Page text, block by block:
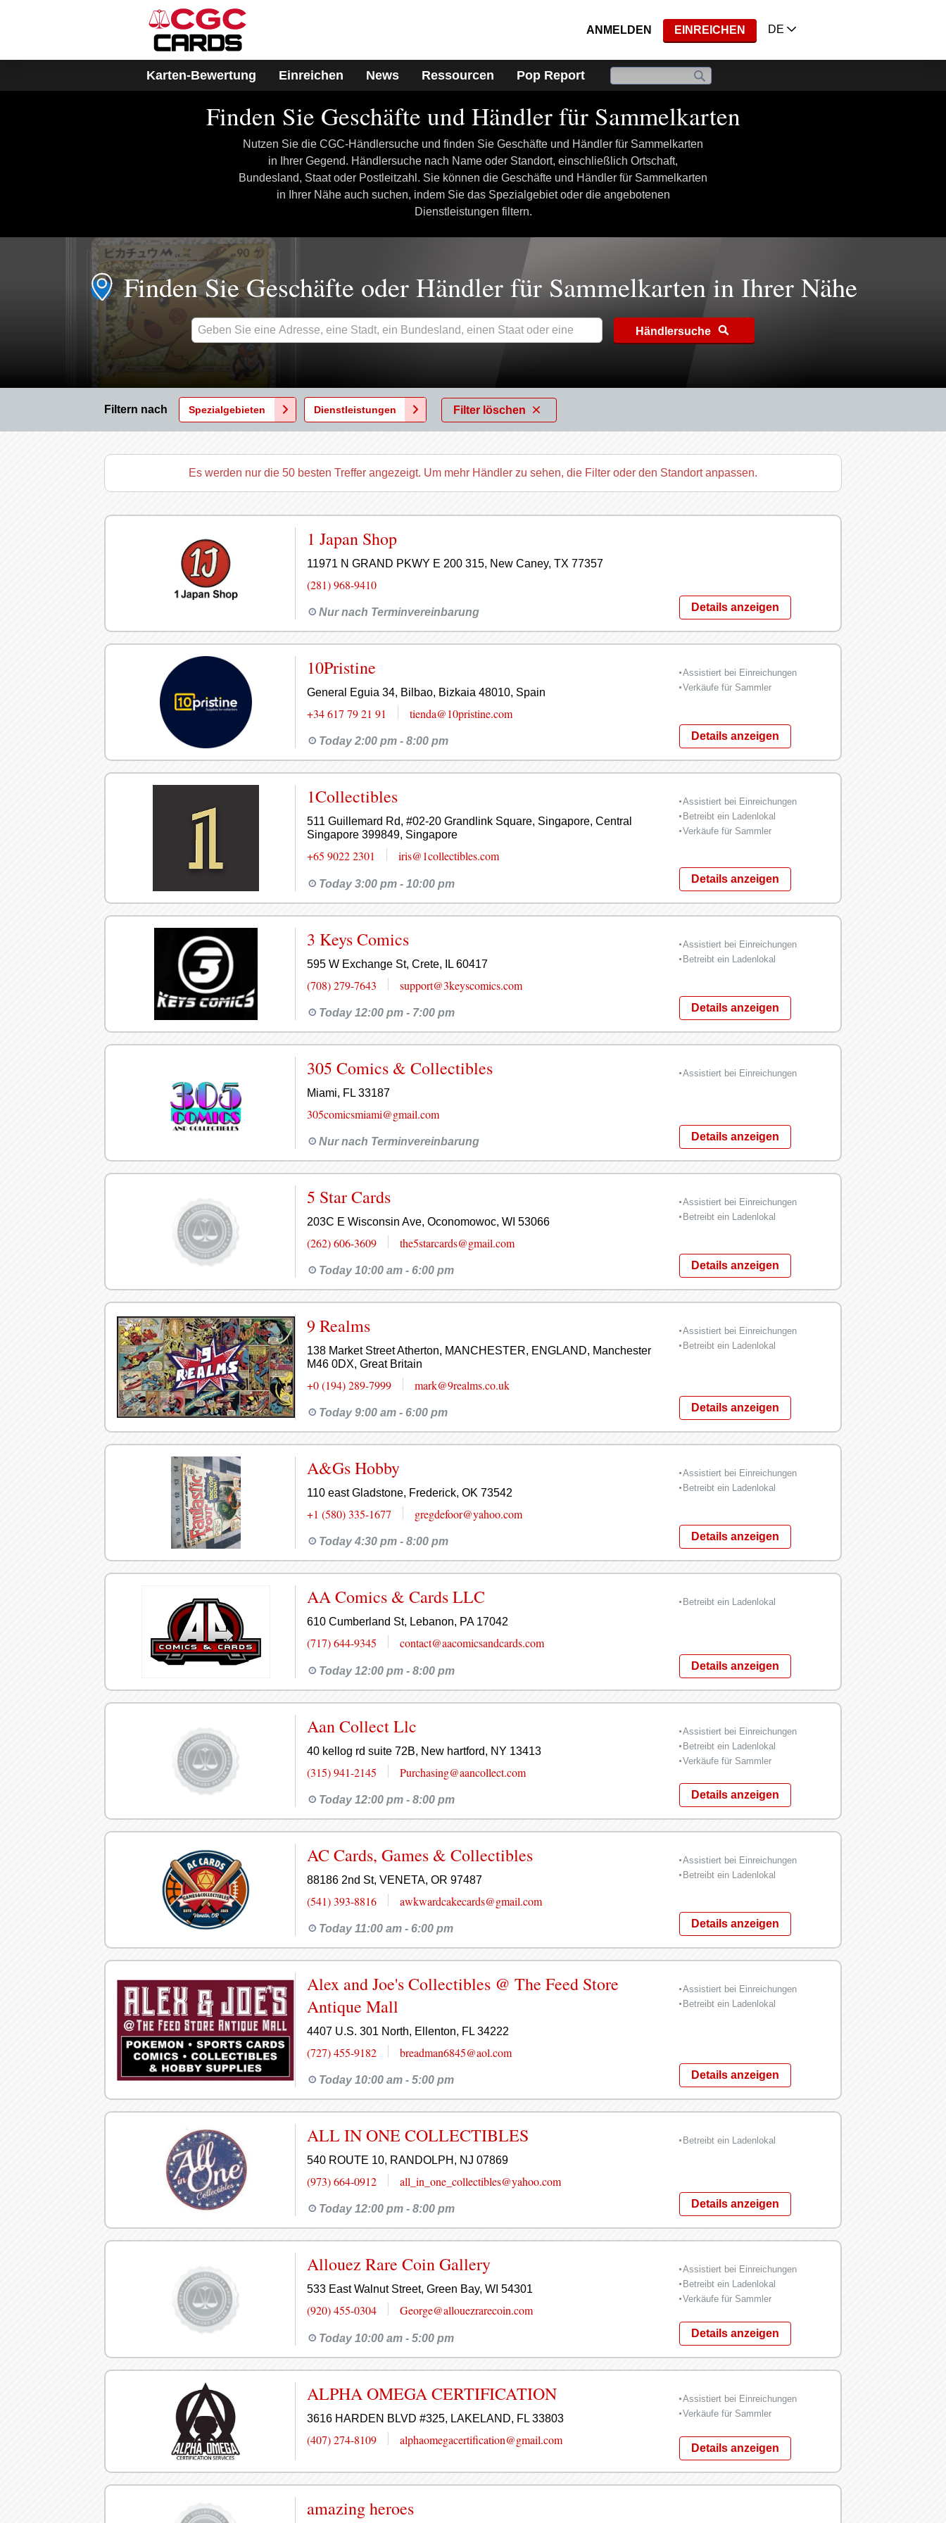
ANMELDEN EINREICHEN DE
Karten-Bewertung Einreichen News Ressourcen Pop Report
Finden Sie Geschäfte und Händler für Sammelkarten
Nutzen Sie die CGC-Händlersuche und finden Sie Geschäfte und Händler für Sammelkarten
in Ihrer Gegend. Händlersuche nach Name oder Standort, einschließlich Ortschaft,
Bundesland, Staat oder Postleitzahl. Sie können die Geschäfte und Händler für Sammelkarten
in Ihrer Nähe auch suchen, indem Sie das Spezialgebiet oder die angebotenen
Dienstleistungen filtern.
Finden Sie Geschäfte oder Händler für Sammelkarten in Ihrer Nähe
Händlersuche
Filtern nach Spezialgebieten Dienstleistungen Filter löschen
Es werden nur die 50 besten Treffer angezeigt. Um mehr Händler zu sehen, die Filter oder den Standort anpassen.
1 Japan Shop
11971 N GRAND PKWY E 200 315, New Caney, TX 77357
(281) 968-9410
Nur nach Terminvereinbarung Details anzeigen
10Pristine
General Eguia 34, Bilbao, Bizkaia 48010, Spain
+34 617 79 21 91 tienda@10pristine.com
Today 2:00 pm - 8:00 pm
Assistiert bei Einreichungen
Verkäufe für Sammler
Details anzeigen
1Collectibles
511 Guillemard Rd, #02-20 Grandlink Square, Singapore, Central
Singapore 399849, Singapore
+65 9022 2301 iris@1collectibles.com
Today 3:00 pm - 10:00 pm
Assistiert bei Einreichungen
Betreibt ein Ladenlokal
Verkäufe für Sammler
Details anzeigen
3 Keys Comics
595 W Exchange St, Crete, IL 60417
(708) 279-7643 support@3keyscomics.com
Today 12:00 pm - 7:00 pm
Assistiert bei Einreichungen
Betreibt ein Ladenlokal
Details anzeigen
305 Comics & Collectibles
Miami, FL 33187
305comicsmiami@gmail.com
Nur nach Terminvereinbarung
Assistiert bei Einreichungen
Details anzeigen
5 Star Cards
203C E Wisconsin Ave, Oconomowoc, WI 53066
(262) 606-3609 the5starcards@gmail.com
Today 10:00 am - 6:00 pm
Assistiert bei Einreichungen
Betreibt ein Ladenlokal
Details anzeigen
9 Realms
138 Market Street Atherton, MANCHESTER, ENGLAND, Manchester
M46 0DX, Great Britain
+0 (194) 289-7999 mark@9realms.co.uk
Today 9:00 am - 6:00 pm
Assistiert bei Einreichungen
Betreibt ein Ladenlokal
Details anzeigen
A&Gs Hobby
110 east Gladstone, Frederick, OK 73542
+1 (580) 335-1677 gregdefoor@yahoo.com
Today 4:30 pm - 8:00 pm
Assistiert bei Einreichungen
Betreibt ein Ladenlokal
Details anzeigen
AA Comics & Cards LLC
610 Cumberland St, Lebanon, PA 17042
(717) 644-9345 contact@aacomicsandcards.com
Today 12:00 pm - 8:00 pm
Betreibt ein Ladenlokal
Details anzeigen
Aan Collect Llc
40 kellog rd suite 72B, New hartford, NY 13413
(315) 941-2145 Purchasing@aancollect.com
Today 12:00 pm - 8:00 pm
Assistiert bei Einreichungen
Betreibt ein Ladenlokal
Verkäufe für Sammler
Details anzeigen
AC Cards, Games & Collectibles
88186 2nd St, VENETA, OR 97487
(541) 393-8816 awkwardcakecards@gmail.com
Today 11:00 am - 6:00 pm
Assistiert bei Einreichungen
Betreibt ein Ladenlokal
Details anzeigen
Alex and Joe's Collectibles @ The Feed Store
Antique Mall
4407 U.S. 301 North, Ellenton, FL 34222
(727) 455-9182 breadman6845@aol.com
Today 10:00 am - 5:00 pm
Assistiert bei Einreichungen
Betreibt ein Ladenlokal
Details anzeigen
ALL IN ONE COLLECTIBLES
540 ROUTE 10, RANDOLPH, NJ 07869
(973) 664-0912 all_in_one_collectibles@yahoo.com
Today 12:00 pm - 8:00 pm
Betreibt ein Ladenlokal
Details anzeigen
Allouez Rare Coin Gallery
533 East Walnut Street, Green Bay, WI 54301
(920) 455-0304 George@allouezrarecoin.com
Today 10:00 am - 5:00 pm
Assistiert bei Einreichungen
Betreibt ein Ladenlokal
Verkäufe für Sammler
Details anzeigen
ALPHA OMEGA CERTIFICATION
3616 HARDEN BLVD #325, LAKELAND, FL 33803
(407) 274-8109 alphaomegacertification@gmail.com
Assistiert bei Einreichungen
Verkäufe für Sammler
Details anzeigen
amazing heroes